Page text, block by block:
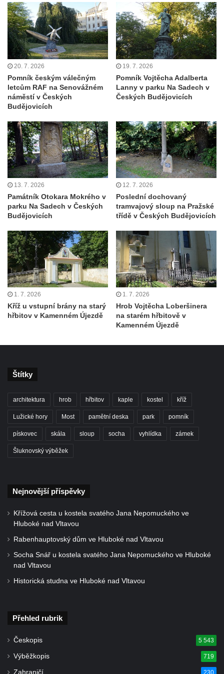
Pomník prvního a druhého odboje v
Tanvaldu
Kenotaf Josefa Staritze na hřbitově ve
Starých Křečanech
Hrob Antona Reintsche na hřbitově ve
Hrob rodiny Klingerových na hřbitově ve
Starých Křečanech
Tyršových sadech v Jablonci nad Nisou
Pamětní desky obětem 1. světové války na
kapli svaté Alžběty Durynské v Dolních
Křečanech
Pomník Theodora Körnera v Tyršově ulici v
Šluknově
Pomník Františka Josefa I. u křížové cesty
Pamětní deska Polské armádě na budově
MÚ v ulici 2. polské armády v Rumburku
Kenotaf Richarda Grossmanna na hřbitově
v Dubé
Pomník padlým rudoarmějcům na hřbitově
Pomník obětem 2. světové války v Dubé
ve Velkém Šenově
Hrob Petra Záhorky na hřbitově ve Velkém
Šenově
Velkém Šenově
Velkém Šenově
Kenotaf Gerharda Poschera na hřbitově ve
Pomník obětem 1. světové války před
Šenově
Kenotaf Václava Liprta na hřbitově v
Cítolibech
20. 7. 2026
Pomník českým válečným
letcům RAF na Senovážném
náměstí v Českých
Budějovicích
19. 7. 2026
Pomník Vojtěcha Adalberta
Lanny v parku Na Sadech v
Českých Budějovicích
13. 7. 2026
Památník Otokara Mokrého v
parku Na Sadech v Českých
Budějovicích
12. 7. 2026
Poslední dochovaný
tramvajový sloup na Pražské
třídě v Českých Budějovicích
1. 7. 2026
Kříž u vstupní brány na starý
hřbitov v Kamenném Újezdě
1. 7. 2026
Hrob Vojtěcha Loberšinera
na starém hřbitově v
Kamenném Újezdě
Štítky
architektura hrob hřbitov kaple kostel kříž
Lužické hory Most pamětní deska park pomník
pískovec skála sloup socha vyhlídka zámek
Šluknovský výběžek
Nejnovější příspěvky
Křížová cesta u kostela svatého Jana Nepomuckého ve
Hluboké nad Vltavou
Rabenhauptovský dům ve Hluboké nad Vltavou
Socha Snář u kostela svatého Jana Nepomuckého ve Hluboké
nad Vltavou
Historická studna ve Hluboké nad Vltavou
Přehled rubrik
Českopis 5 543
Výběžkopis 719
Zahraničí 230